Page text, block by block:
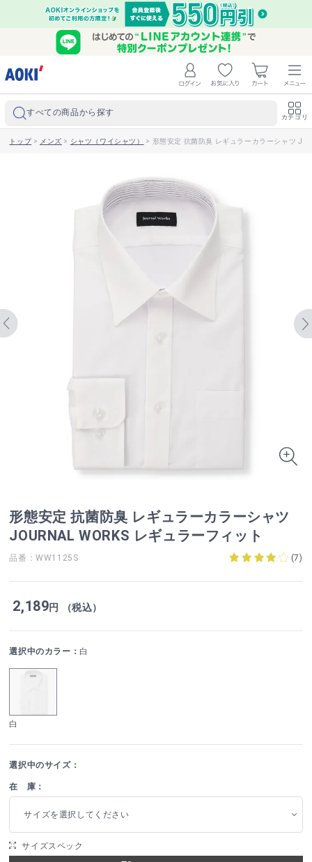
すべての商品から探す カテゴリ
トップ> メンズ > シャツ（ワイシャツ） > 形態安定 抗菌防臭 レギュラーカラーシャツ
形態安定 抗菌防臭 レギュラーカラーシャツ
JOURNAL WORKS レギュラーフィット
品番：WW1125S (7)
2,189円 （税込）
選択中のカラー： 白
白
選択中のサイズ：
在 庫：
サイズを選択してください
サイズスペック